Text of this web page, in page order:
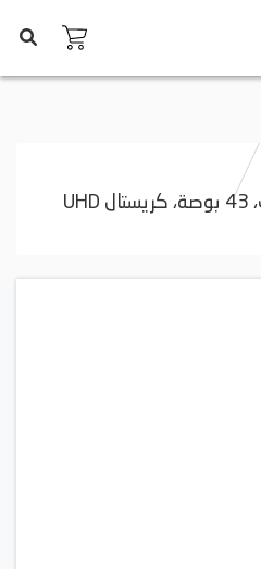
تلفزيون سامسونج سمارت، 43 بوصة، كريستال UHD